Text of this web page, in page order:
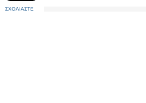
ΣΧΟΛΙΑΣΤΕ